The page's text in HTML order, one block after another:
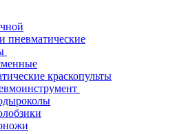
пневматические
краскопульты